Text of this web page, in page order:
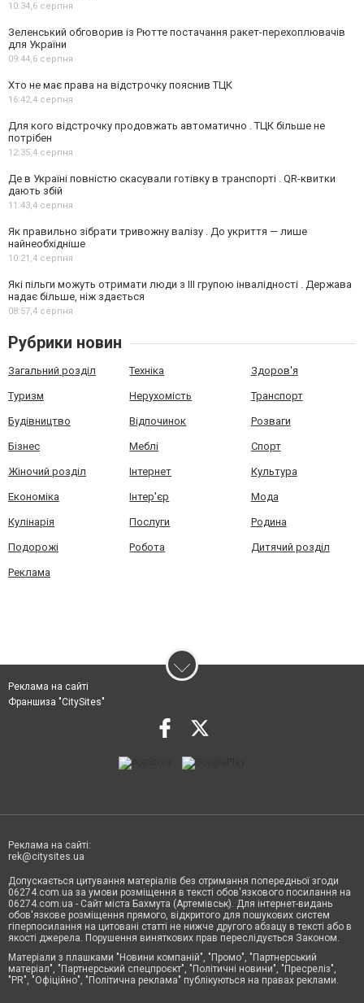
10:34,6 серпня
Зеленський обговорив із Рютте постачання ракет-перехоплювачів
для України
09:44,6 серпня
Хто не має права на відстрочку пояснив ТЦК
16:42,4 серпня
Для кого відстрочку продовжать автоматично . ТЦК більше не
потрібен
12:35,4 серпня
Де в Україні повністю скасували готівку в транспорті . QR-квитки
дають збій
11:43,4 серпня
Як правильно зібрати тривожну валізу . До укриття — лише
найнеобхідніше
10:21,4 серпня
Які пільги можуть отримати люди з III групою інвалідності . Держава
надає більше, ніж здається
08:57,4 серпня
Рубрики новин
Загальний розділ Техніка Здоров'я
Туризм Нерухомість Транспорт
Будівництво Відпочинок Розваги
Бізнес Меблі Спорт
Жіночий розділ Інтернет Культура
Економіка Інтер'єр Мода
Кулінарія Послуги Родина
Подорожі Робота Дитячий розділ
Реклама
Реклама на сайті
Франшиза "CitySites"
Реклама на сайті:
rek@citysites.ua
Допускається цитування матеріалів без отримання попередньої згоди
06274.com.ua за умови розміщення в тексті обов'язкового посилання на
06274.com.ua - Сайт міста Бахмута (Артемівськ). Для інтернет-видань
обов'язкове розміщення прямого, відкритого для пошукових систем
гіперпосилання на цитовані статті не нижче другого абзацу в тексті або в
якості джерела. Порушення виняткових прав переслідується Законом.
Матеріали з плашками "Новини компаній", "Промо", "Партнерський
матеріал", "Партнерський спецпроєкт", "Політичні новини", "Пресреліз",
"PR", "Офіційно", "Політична реклама" публікуються на правах реклами.